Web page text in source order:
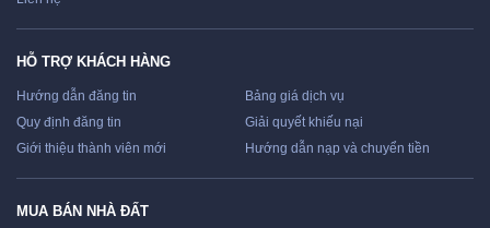
HỖ TRỢ KHÁCH HÀNG
Hướng dẫn đăng tin
Bảng giá dịch vụ
Quy định đăng tin
Giải quyết khiếu nại
Giới thiệu thành viên mới
Hướng dẫn nạp và chuyển tiền
MUA BÁN NHÀ ĐẤT